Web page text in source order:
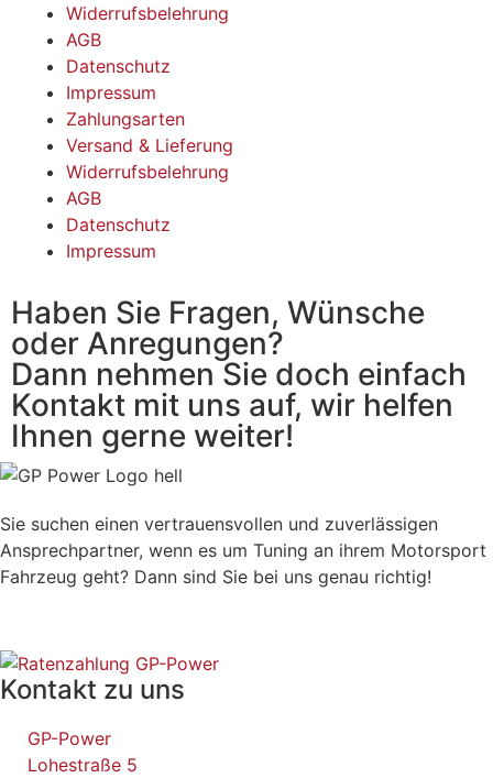
Widerrufsbelehrung
AGB
Datenschutz
Impressum
Zahlungsarten
Versand & Lieferung
Widerrufsbelehrung
AGB
Datenschutz
Impressum
Haben Sie Fragen, Wünsche
oder Anregungen?
Dann nehmen Sie doch einfach
Kontakt mit uns auf, wir helfen
Ihnen gerne weiter!
Sie suchen einen vertrauensvollen und zuverlässigen
Ansprechpartner, wenn es um Tuning an ihrem Motorsport
Fahrzeug geht? Dann sind Sie bei uns genau richtig!
Kontakt zu uns
GP-Power
Lohestraße 5